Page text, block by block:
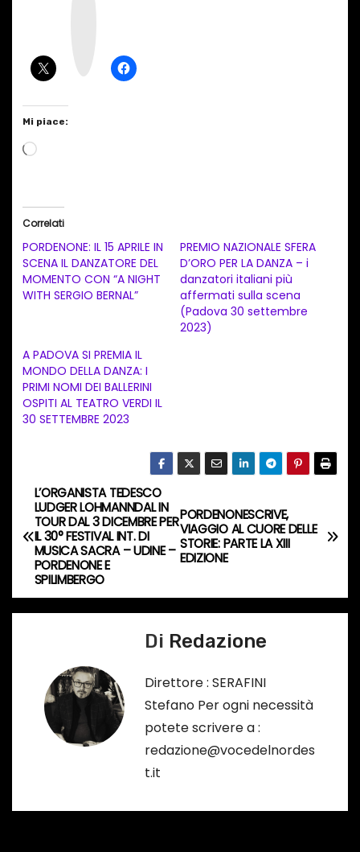
Mi piace:
C
a
m
e
t
o
i
n
r
s
o
…
Correlati
PORDENONE: IL 15 APRILE IN
SCENA IL DANZATORE DEL
MOMENTO CON “A NIGHT
WITH SERGIO BERNAL”
PREMIO NAZIONALE SFERA
D’ORO PER LA DANZA – i
danzatori italiani più
affermati sulla scena
(Padova 30 settembre
2023)
A PADOVA SI PREMIA IL
MONDO DELLA DANZA: I
PRIMI NOMI DEI BALLERINI
OSPITI AL TEATRO VERDI IL
30 SETTEMBRE 2023
N
a
v
i
n
PORDENONESCRIVE,
VIAGGIO AL CUORE DELLE
STORIE: PARTE LA XIII
EDIZIONE
L’ORGANISTA TEDESCO
LUDGER LOHMANNDAL IN
TOUR DAL 3 DICEMBRE PER
IL 30° FESTIVAL INT. DI
MUSICA SACRA – UDINE –
PORDENONE E
SPILIMBERGO
Di Redazione
Direttore : SERAFINI
Stefano Per ogni necessità
potete scrivere a :
redazione@vocedelnordes
t.it